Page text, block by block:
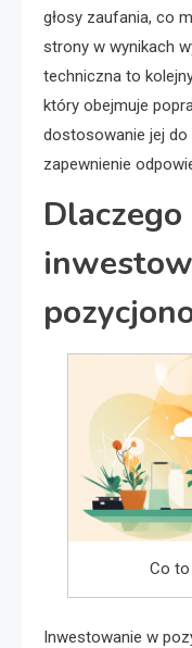
głosy zaufania, co
strony w wynikach
techniczna to
który obejmuje
dostosowanie jej
zapewnienie
Co
Inwestowanie w